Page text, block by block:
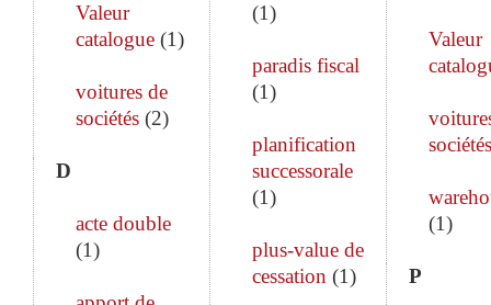
Valeur
catalogue (1)
voitures de
sociétés (2)
D
acte double
(1)
(1)
paradis fiscal
(1)
planification
successorale
(1)
plus-value de
cessation (1)
Valeur
sociétés
(1)
P